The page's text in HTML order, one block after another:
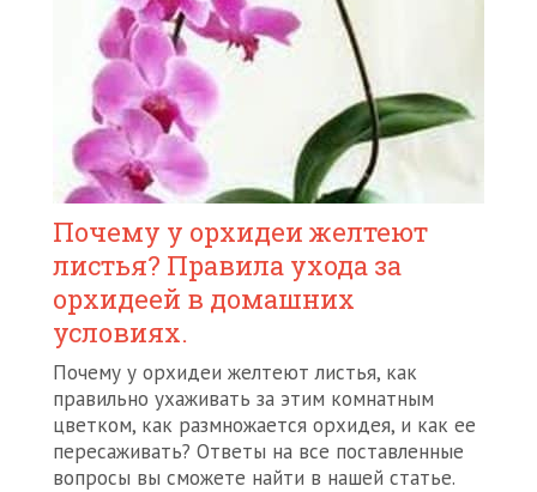
Почему у орхидеи желтеют
листья? Правила ухода за
орхидеей в домашних
условиях.
Почему у орхидеи желтеют листья, как
правильно ухаживать за этим комнатным
цветком, как размножается орхидея, и как ее
пересаживать? Ответы на все поставленные
вопросы вы сможете найти в нашей статье.